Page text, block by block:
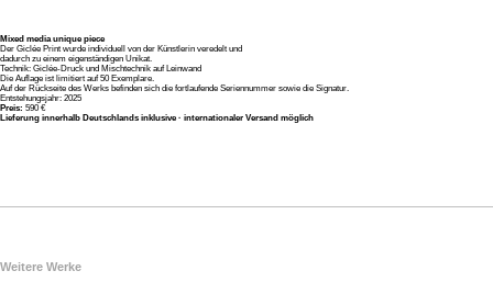
Mixed media unique piece
Der Giclée Print wurde individuell von der Künstlerin veredelt und
dadurch zu einem eigenständigen Unikat.
Technik: Giclée-Druck und Mischtechnik auf Leinwand
Die Auflage ist limitiert auf 50 Exemplare.
Auf der Rückseite des Werks befinden sich die fortlaufende Seriennummer sowie die Signatur.
Entstehungsjahr: 2025
Preis: 590 €
Lieferung innerhalb Deutschlands inklusive · internationaler Versand möglich
Weitere Werke